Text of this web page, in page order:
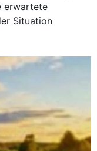
erwartete
Situation